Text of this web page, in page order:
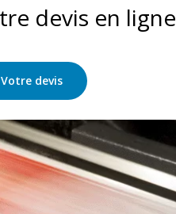
devis en ligne
Votre devis